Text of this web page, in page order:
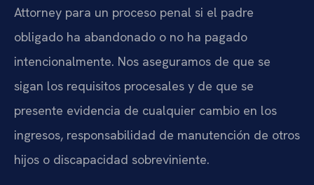
Attorney para un proceso penal si el padre
obligado ha abandonado o no ha pagado
intencionalmente. Nos aseguramos de que se
sigan los requisitos procesales y de que se
presente evidencia de cualquier cambio en los
ingresos, responsabilidad de manutención de otros
hijos o discapacidad sobreviniente.